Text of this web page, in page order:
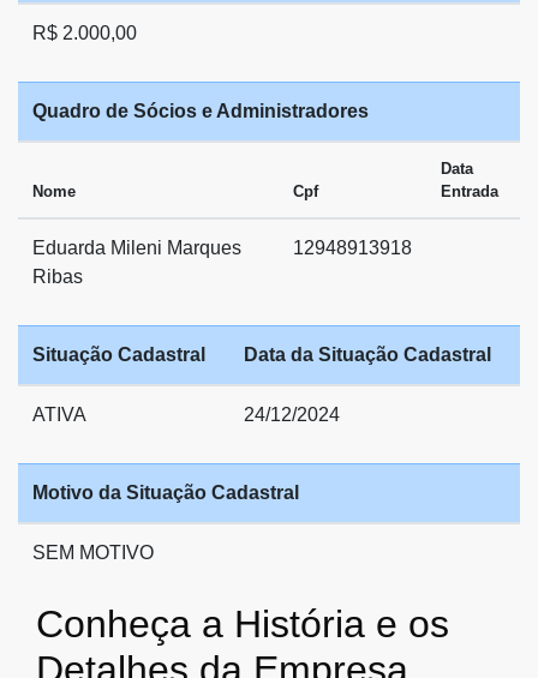
R$ 2.000,00
Quadro de Sócios e Administradores
Nome Cpf
Data
Entrada
Eduarda Mileni Marques
Ribas
12948913918
Situação Cadastral Data da Situação Cadastral
ATIVA 24/12/2024
Motivo da Situação Cadastral
SEM MOTIVO
Conheça a História e os